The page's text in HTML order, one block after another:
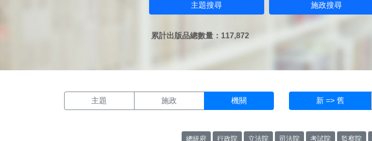
主題搜尋 施政搜尋
累計出版品總數量：117,872
主題 施政 機關 新 => 舊
總統府 行政院 立法院 司法院 考試院 監察院